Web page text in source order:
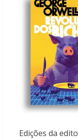
Edições da